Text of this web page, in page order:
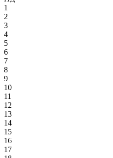
1
2
3
4
5
6
7
8
9
10
11
12
13
14
15
16
17